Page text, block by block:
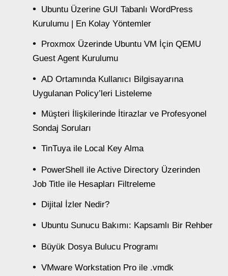
Ubuntu Üzerine GUI Tabanlı WordPress
Kurulumu | En Kolay Yöntemler
Proxmox Üzerinde Ubuntu VM İçin QEMU
Guest Agent Kurulumu
AD Ortamında Kullanıcı Bilgisayarına
Uygulanan Policy’leri Listeleme
Müşteri İlişkilerinde İtirazlar ve Profesyonel
Sondaj Soruları
TinTuya ile Local Key Alma
PowerShell ile Active Directory Üzerinden
Job Title ile Hesapları Filtreleme
Dijital İzler Nedir?
Ubuntu Sunucu Bakımı: Kapsamlı Bir Rehber
Büyük Dosya Bulucu Programı
VMware Workstation Pro ile .vmdk